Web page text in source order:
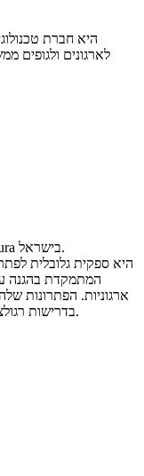
גטר הינה הנציגה הרשמית של חברת senhasegura בישראל.
ארגוניות. הפתרונות
בדרישות רגולציה ולשלוט בצורה מדויקת על מי נוגע במה ומתי.